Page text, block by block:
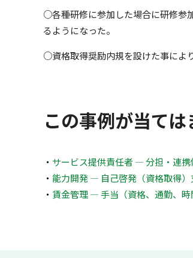
○各種研修に参加した場合に研修参
るようになった。
○資格取得奨励内規を設けた事によ
この事例が当て
サービス提供責任者 ― 分担・連携
能力開発 ― 自己啓発（資格取得）
賃金管理 ― 手当（資格、通勤、時